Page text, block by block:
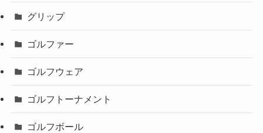
グリップ
ゴルファー
ゴルフウェア
ゴルフトーナメント
ゴルフボール